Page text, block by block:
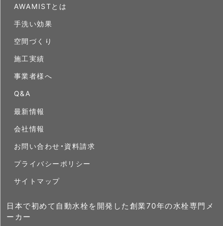
AWAMISTとは
手洗い効果
空間づくり
施工実績
事業者様へ
Q&A
最新情報
会社情報
お問い合わせ・資料請求
プライバシーポリシー
サイトマップ
日本で初めて自動水栓を開発した創業70年の水栓専門メ
ーカー